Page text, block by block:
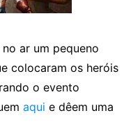
ar um pequeno
colocaram os heróis
o evento
aqui e dêem uma